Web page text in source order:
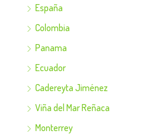
España
Colombia
Panama
Ecuador
Cadereyta Jiménez
Viña del Mar Reñaca
Monterrey